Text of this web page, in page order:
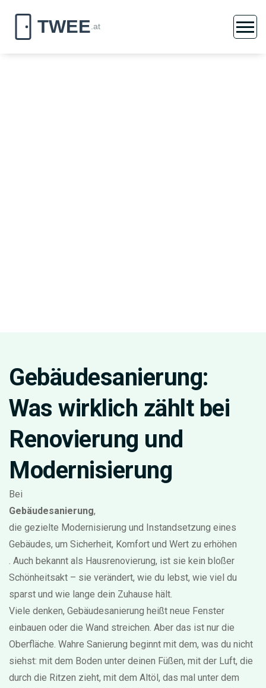
Gebäudesanierung:
Was wirklich zählt bei
Renovierung und
Modernisierung
Bei
Gebäudesanierung,
die gezielte Modernisierung und Instandsetzung eines
Gebäudes, um Sicherheit, Komfort und Wert zu erhöhen
. Auch bekannt als Hausrenovierung, ist sie kein bloßer
Schönheitsakt – sie verändert, wie du lebst, wie viel du
sparst und wie lange dein Zuhause hält.
Viele denken, Gebäudesanierung heißt neue Fenster
einbauen oder die Wand streichen. Aber das ist nur die
Oberfläche. Wahre Sanierung beginnt mit dem, was du nicht
siehst: mit dem Boden unter deinen Füßen, mit der Luft, die
durch die Ritzen zieht, mit dem Altöl, das mal unter dem